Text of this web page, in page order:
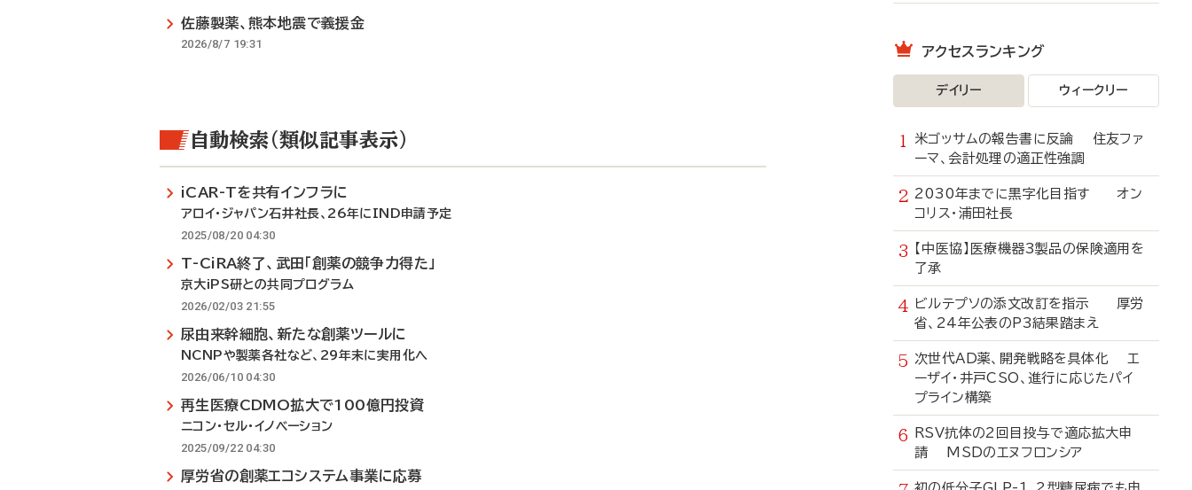
佐藤製薬、熊本地震で義援金
2026/8/7 19:31
自動検索（類似記事表示）
iCAR-Tを共有インフラに
アロイ・ジャパン石井社長、26年にIND申請予定
2025/08/20 04:30
T-CiRA終了、武田「創薬の競争力得た」
京大iPS研との共同プログラム
2026/02/03 21:55
尿由来幹細胞、新たな創薬ツールに
NCNPや製薬各社など、29年末に実用化へ
2026/06/10 04:30
再生医療CDMO拡大で100億円投資
ニコン・セル・イノベーション
2025/09/22 04:30
厚労省の創薬エコシステム事業に応募
アクセスランキング
デイリー ウィークリー
米ゴッサムの報告書に反論 住友ファ
ーマ、会計処理の適正性強調
2030年までに黒字化目指す オン
コリス・浦田社長
【中医協】医療機器3製品の保険適用を
了承
ビルテプソの添文改訂を指示 厚労
省、24年公表のP3結果踏まえ
次世代AD薬、開発戦略を具体化 エ
ーザイ・井戸CSO、進行に応じたパイ
プライン構築
RSV抗体の2回目投与で適応拡大申
請 MSDのエヌフロンシア